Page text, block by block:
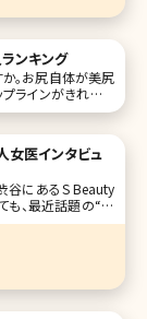
ンキング
。お尻自体が美尻
ラインがきれいで
本人の尻回りは欧
いと言われていま
医インタビュ
谷にあるS Beauty
も、最近話題の“奥
ら、アパレルの店
こと、なぜ大手美